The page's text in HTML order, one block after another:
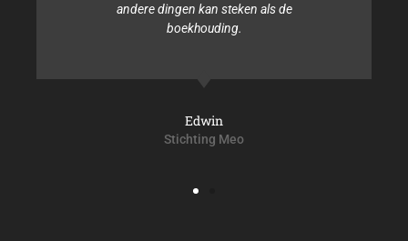
andere dingen kan steken als de
boekhouding.
Edwin
Stichting Meo